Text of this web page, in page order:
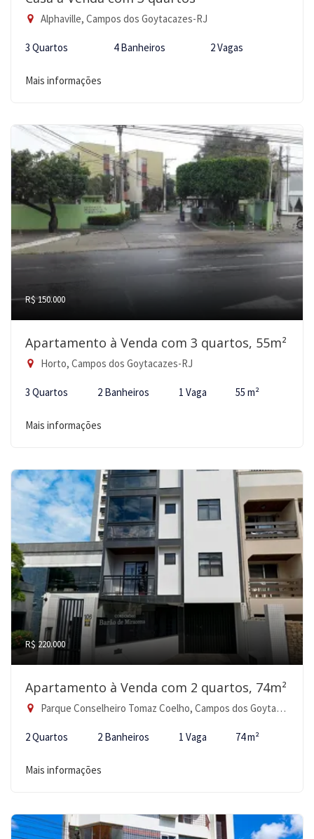
Alphaville, Campos dos Goytacazes-RJ
3 Quartos 4 Banheiros 2 Vagas
Mais informações
R$ 150.000
Apartamento à Venda com 3 quartos, 55m²
Horto, Campos dos Goytacazes-RJ
3 Quartos 2 Banheiros 1 Vaga 55 m²
Mais informações
R$ 220.000
Apartamento à Venda com 2 quartos, 74m²
Parque Conselheiro Tomaz Coelho, Campos dos Goytacazes-RJ
2 Quartos 2 Banheiros 1 Vaga 74 m²
Mais informações